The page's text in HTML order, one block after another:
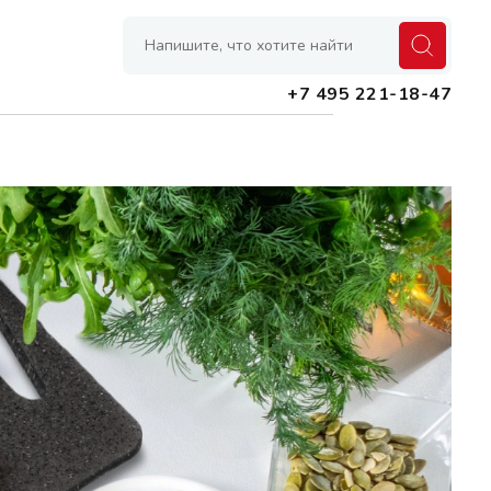
Банки
Контейнеры
Емкости для масел и специй
Лотки, органайзеры, подставки
Коврики, защитные покрытия
Сушилки для посуды
+7 495 221-18-47